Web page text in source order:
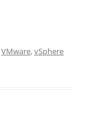
VMware,vSphere